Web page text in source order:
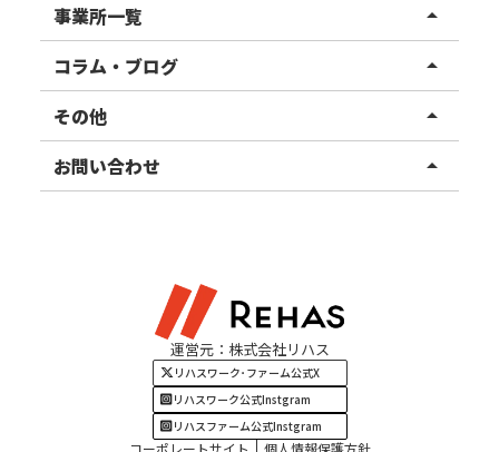
リハスワーク
リハスファーム
事業所一覧 arrow_drop_up
関東エリア
東北エリア
甲信越エリア
四国・九州エリア
コラム・ブログ arrow_drop_up
事業所ブログ
ご利用者様の声
その他 arrow_drop_up
お知らせ
お問い合わせ arrow_drop_up
運営元：株式会社リハス
リハスワーク･ファーム公式X
リハスワーク公式Instgram
リハスファーム公式Instgram